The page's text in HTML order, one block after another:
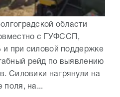
области
с ГУФССП,
при силовой поддержке
рейд по выявлению
Силовики нагрянули на
поля, на...